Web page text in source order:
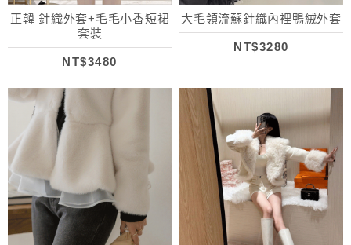
正韓 針織外套+毛毛小香短裙
套裝
NT$3480
大毛領流蘇針織內裡鴨絨外套
NT$3280